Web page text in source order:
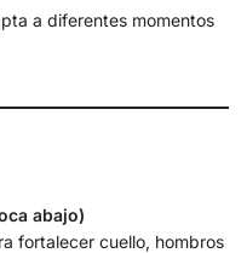
a diferentes momentos
abajo)
fortalecer cuello, hombros